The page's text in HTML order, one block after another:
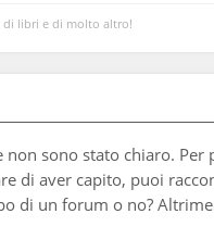
di libri e di molto altro!
non sono stato chiaro.
di aver capito, puoi
di un forum o no?